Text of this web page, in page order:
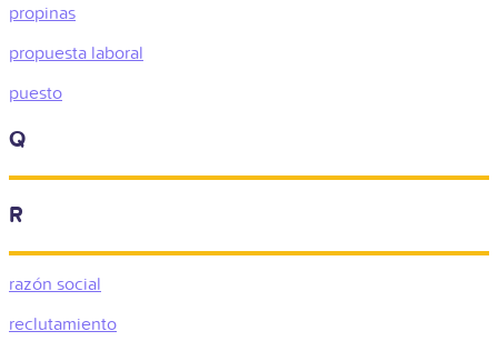
propinas
propuesta laboral
puesto
Q
R
razón social
reclutamiento